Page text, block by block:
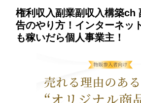
権利収入副業副収入構築ch
告のやり方！インターネッ
も稼いだら個人事業主！